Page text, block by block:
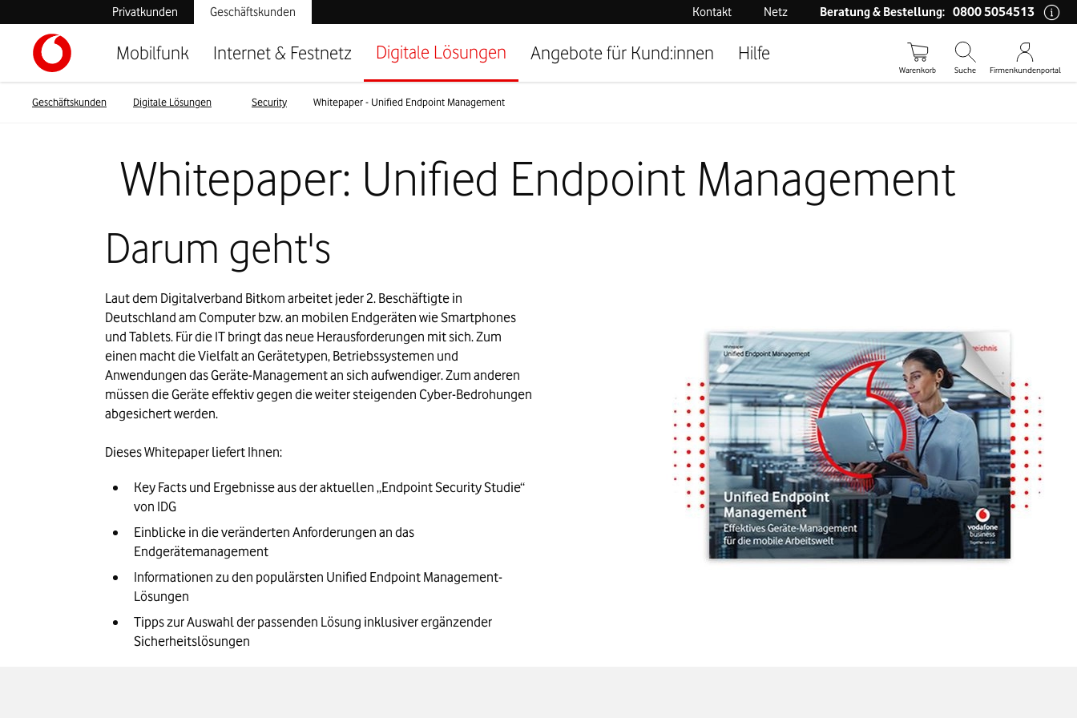
Mobilfunk Internet & Festnetz Digitale Lösungen Angebote für Kund:innen Hilfe
Warenkorb Suche Firmenkundenportal
Privatkunden Geschäftskunden Kontakt Netz Beratung & Bestellung: 0800 5054513
Geschäftskunden Digitale Lösungen Security Whitepaper - Unified Endpoint Management
Whitepaper: Unified Endpoint Management
Darum geht's
Laut dem Digitalverband Bitkom arbeitet jeder 2. Beschäftigte in
Deutschland am Computer bzw. an mobilen Endgeräten wie Smartphones
und Tablets. Für die IT bringt das neue Herausforderungen mit sich. Zum
einen macht die Vielfalt an Gerätetypen, Betriebssystemen und
Anwendungen das Geräte-Management an sich aufwendiger. Zum anderen
müssen die Geräte effektiv gegen die weiter steigenden Cyber-Bedrohungen
abgesichert werden.
Dieses Whitepaper liefert Ihnen:
Key Facts und Ergebnisse aus der aktuellen „Endpoint Security Studie“
von IDG
Einblicke in die veränderten Anforderungen an das
Endgerätemanagement
Informationen zu den populärsten Unified Endpoint Management-
Lösungen
Tipps zur Auswahl der passenden Lösung inklusiver ergänzender
Sicherheitslösungen